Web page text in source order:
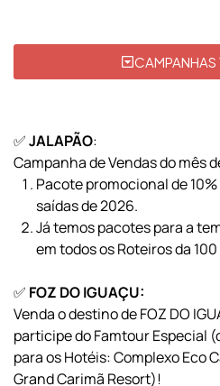
CAMPANHAS
✅JALAPÃO:
Campanha de Vendas do mês
Pacote promocional de 10%
saídas de 2026.
Já temos pacotes para a
em todos os Roteiros da
✅ FOZ DO IGUAÇU:
Venda o destino de FOZ DO
participe do Famtour Especial
para os Hotéis: Complexo Eco
Grand Carimã Resort)!